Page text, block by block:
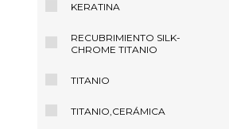
Música
KERATINA
RECUBRIMIENTO SILK-
CHROME TITANIO
TITANIO
TITANIO,CERÁMICA